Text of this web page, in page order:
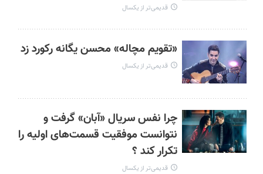
قدیمی‌تر از یکسال
«تقویم مچاله» محسن یگانه رکورد زد
قدیمی‌تر از یکسال
چرا نفس سریال «آبان» گرفت و
نتوانست موفقیت قسمت‌های اولیه را
تکرار کند ؟
قدیمی‌تر از یکسال